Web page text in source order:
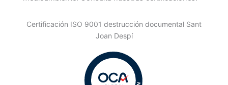
Certificación ISO 9001 destrucción documental Sant
Joan Despí